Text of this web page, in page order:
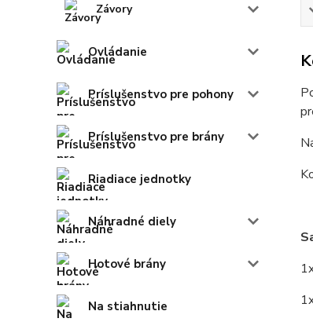
Závory
Ovládanie
Príslušenstvo pre pohony
Príslušenstvo pre brány
Riadiace jednotky
Náhradné diely
Hotové brány
Na stiahnutie